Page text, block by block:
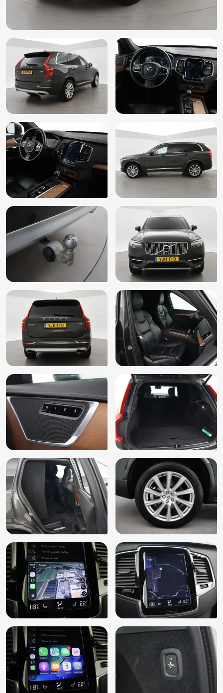
Hoofd airbag(s) achter
Keyless entry
Knie airbag(s)
Lederen stuurwiel en versnellingspook
LED mistlampen
Lendesteunen (verstelbaar)
Multimedia-voorbereiding
Parkeersensor achter
Passagiersairbag
Regensensor
Side Impact Protection System
Spraakbediening
Start/stop systeem
Stuurwiel multifunctioneel
Trekhaak elektrisch uitklapbaar
Verkeersbord detectie
Vermoeidheids herkenning
Voorstoelen in hoogte verstelbaar
WiFi voorbereiding
Zij airbag(s) voor
Zonnescherm zijruiten